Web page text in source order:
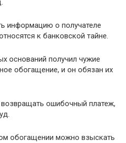
информацию о получателе
к банковской тайне.
оснований получил чужие
обогащение, и он обязан их
возвращать ошибочный платеж,
обогащении можно взыскать